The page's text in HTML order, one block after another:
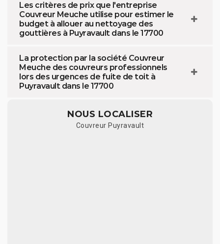
Les critères de prix que l'entreprise
Couvreur Meuche utilise pour estimer le
budget à allouer au nettoyage des
gouttières à Puyravault dans le 17700
La protection par la société Couvreur
Meuche des couvreurs professionnels
lors des urgences de fuite de toit à
Puyravault dans le 17700
NOUS LOCALISER
Couvreur Puyravault